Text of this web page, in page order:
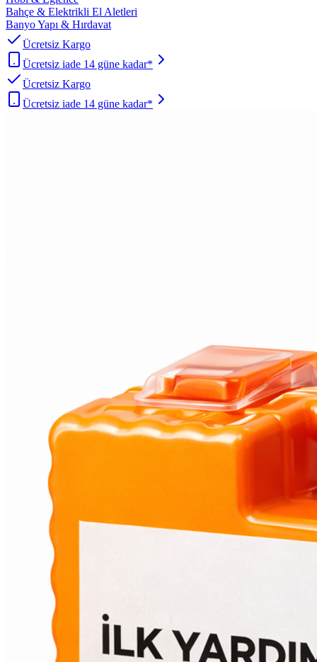
Bahçe & Elektrikli El Aletleri
Banyo Yapı & Hırdavat
Ücretsiz Kargo
Ücretsiz iade 14 güne kadar*
Ücretsiz Kargo
Ücretsiz iade 14 güne kadar*